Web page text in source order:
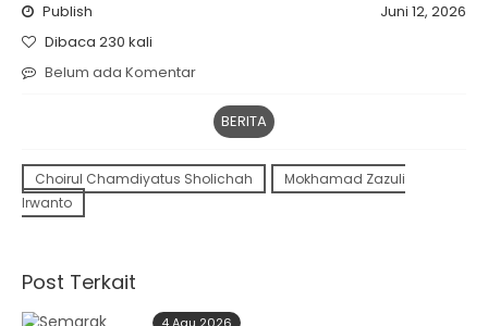
Publish
Juni 12, 2026
Dibaca 230 kali
Belum ada Komentar
BERITA
Choirul Chamdiyatus Sholichah
Mokhamad Zazuli
Irwanto
Post Terkait